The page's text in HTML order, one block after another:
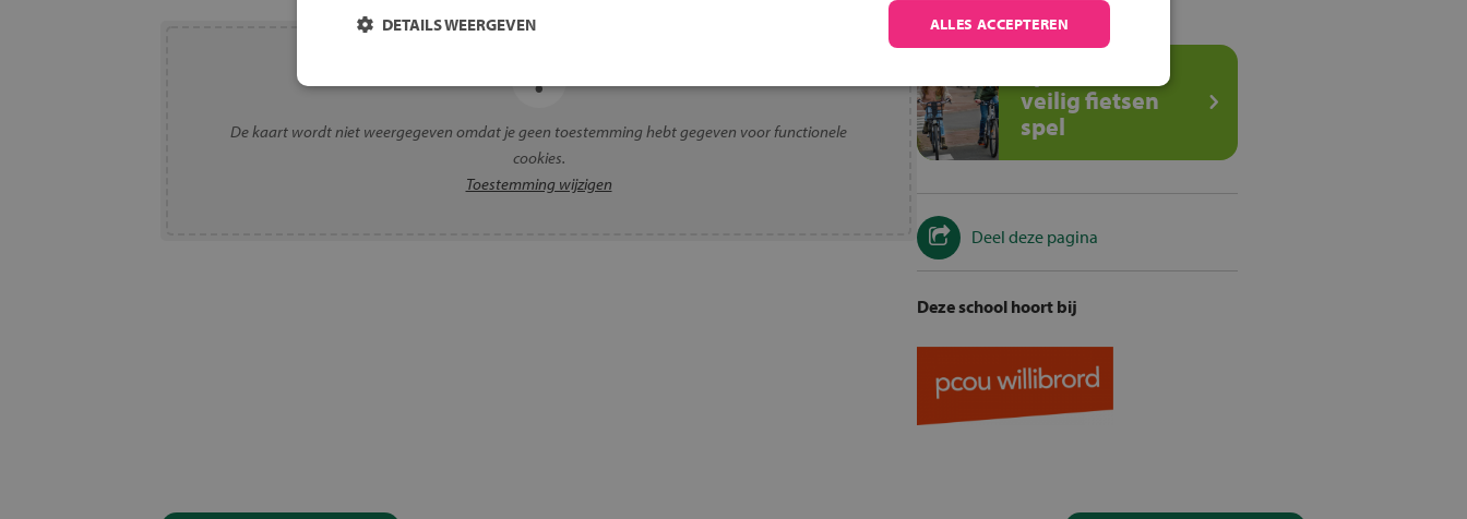
De kaart wordt niet weergegeven omdat je geen toestemming hebt gegeven voor functionele
cookies.
Toestemming wijzigen
veilig fietsen
spel
Deel deze pagina
Deze school hoort bij
ALLES ACCEPTEREN
DETAILS WEERGEVEN